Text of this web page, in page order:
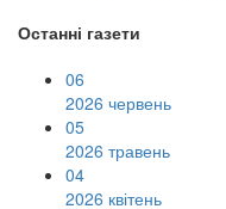
Останні газети
06
2026 червень
05
2026 травень
04
2026 квітень